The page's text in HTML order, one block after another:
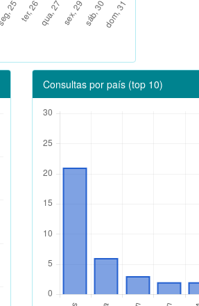
Consultas por país (top 10)